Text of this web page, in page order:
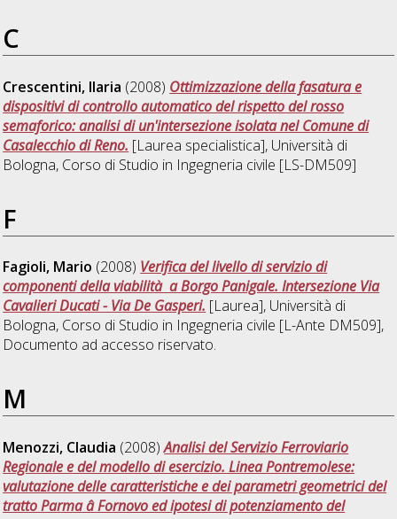
C
Crescentini, Ilaria (2008) Ottimizzazione della fasatura e
dispositivi di controllo automatico del rispetto del rosso
semaforico: analisi di un'intersezione isolata nel Comune di
Casalecchio di Reno. [Laurea specialistica], Università di
Bologna, Corso di Studio in Ingegneria civile [LS-DM509]
F
Fagioli, Mario (2008) Verifica del livello di servizio di
componenti della viabilità a Borgo Panigale. Intersezione Via
Cavalieri Ducati - Via De Gasperi. [Laurea], Università di
Bologna, Corso di Studio in Ingegneria civile [L-Ante DM509],
Documento ad accesso riservato.
M
Menozzi, Claudia (2008)Analisi del Servizio Ferroviario
Regionale e del modello di esercizio. Linea Pontremolese:
valutazione delle caratteristiche e dei parametri geometrici del
tratto Parma â Fornovo ed ipotesi di potenziamento del